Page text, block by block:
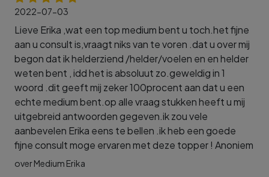
2022-07-03
Lieve Erika ,wat een top medium bent u toch.het fijne
aan u consult is,vraagt niks van te voren .dat u over mij
begon dat ik helderziend /helder/voelen en en helder
weten bent , idd het is absoluut zo.geweldig in 1
woord .dit geeft mij zeker 100procent aan dat u een
echte medium bent.op alle vraag stukken heeft u mij
uitgebreid antwoorden gegeven.ik zou vele
aanbevelen Erika eens te bellen .ik heb een goede
fijne consult moge ervaren met deze topper ! Anoniem
over Medium Erika